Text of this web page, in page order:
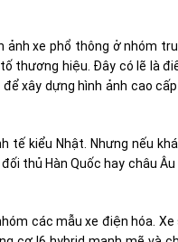
ảnh xe phổ thông ở nhóm
thương hiệu. Đây có lẽ là
xây dựng hình ảnh cao
tế kiểu Nhật. Nhưng nếu
thủ Hàn Quốc hay châu Âu
các mẫu xe điện hóa. Xe